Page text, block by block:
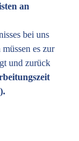
an
bei uns
es zur
und zurück